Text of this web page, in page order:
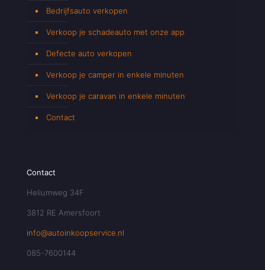
Bedrijfsauto verkopen
Verkoop je schadeauto met onze app
Defecte auto verkopen
Verkoop je camper in enkele minuten
Verkoop je caravan in enkele minuten
Contact
Contact
Heliumweg 34F
3812 RE Amersfoort
info@autoinkoopservice.nl
085-7600144